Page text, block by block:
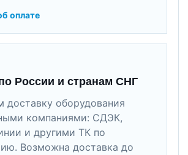
оплате
России и странам СНГ
доставку оборудования
компаниями: СДЭК,
и другими ТК по
Возможна доставка до